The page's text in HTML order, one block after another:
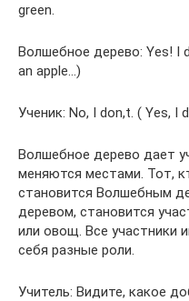
green.
Волшебное дерево: Yes! I
an apple…)
Ученик: No, I don,t. ( Yes, I
Волшебное дерево дает
меняются местами. Тот,
становится Волшебным
деревом, становится
или овощ. Все участники
себя разные роли.
Учитель: Видите, какое